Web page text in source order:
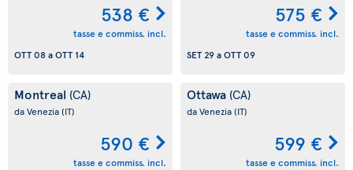
538 €
tasse e commiss. incl.
OTT 08aOTT 14
575 €
tasse e commiss. incl.
SET 29aOTT 09
Montreal (CA)
da Venezia(IT)
590 €
tasse e commiss. incl.
Ottawa (CA)
da Venezia(IT)
599 €
tasse e commiss. incl.